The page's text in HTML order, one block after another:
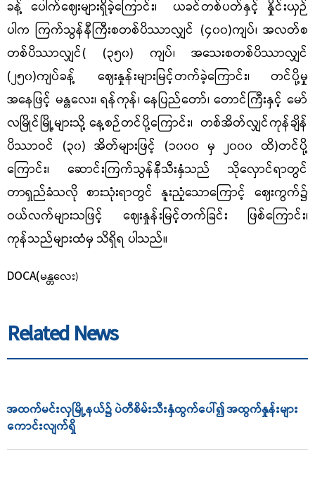
ခန့် ပေါက်ဈေးများရှိခဲ့ကြောင်း၊ ယခင်တစ်ပတ်နှင့် နှိုင်းယှဉ်
ပါက ကြက်သွန်နီကြီးစတစ်ပိဿာလျှင် (၄၀၀)ကျပ်၊ အလတ်စ
တစ်ပိဿာလျှင်( (၃၅၀) ကျပ်၊ အသေးစတစ်ပိဿာလျှင်
(၂၅၀)ကျပ်ခန့် ဈေးနှုန်းများမြင့်တက်ခဲ့ကြောင်း၊ တင်ပို့မှု
အနေဖြင့် မန္တလေး၊ ရန်ကုန်၊ နေပြည်တော်၊ တောင်ကြီးနှင့် မော်
လမြိုင်မြို့များသို့ နေ့စဉ်တင်ပို့ကြောင်း၊ တစ်အိတ်လျှင်ကုန်ချိန်
ပိဿာဝင် (၃၀) အိတ်များဖြင့် (၁၀၀၀ မှ ၂၀၀၀ ထိ)တင်ပို့
ကြောင်း၊ ဆောင်းကြက်သွန်နီသီးနှံသည် သိုလှောင်ရာတွင်
တာရှည်ခံသလို စားသုံးရာတွင် နူးညံ့သောကြောင့် ဈေးကွက်၌
ဝယ်လက်များသဖြင့် ဈေးနှုန်းမြင့်တက်ခြင်း ဖြစ်ကြောင်း၊
ကုန်သည်များထံမှ သိရှိရ ပါသည်။
DOCA(မန္တလေး)
Related News
အထက်မင်းလှမြို့နယ်၌ ပဲတီစိမ်းသီးနှံထွက်ပေါ်၍ အထွက်နှုန်းများ
ကောင်းလျက်ရှိ